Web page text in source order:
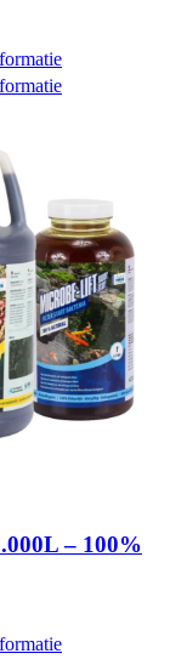
– 100%